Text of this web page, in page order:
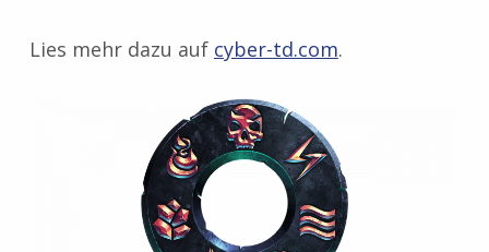
Lies mehr dazu auf cyber-td.com.